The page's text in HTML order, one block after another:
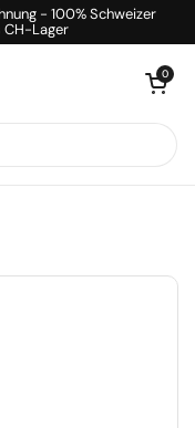
- 100% Schweizer
CH-Lager
Warenkorb
0